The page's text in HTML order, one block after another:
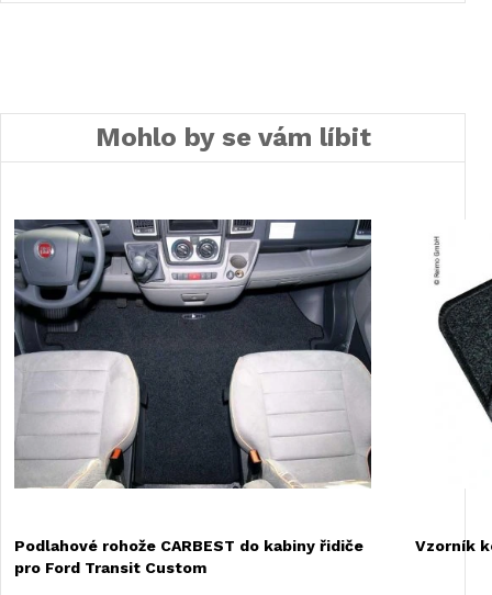
Mohlo by se vám líbit
Podlahové rohože CARBEST do kabiny řidiče
pro Ford Transit Custom
Vzorník